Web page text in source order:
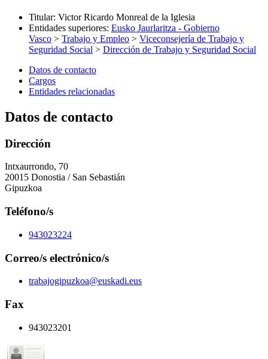
Titular: Victor Ricardo Monreal de la Iglesia
Entidades superiores: Eusko Jaurlaritza - Gobierno
Vasco > Trabajo y Empleo > Viceconsejería de Trabajo y
Seguridad Social > Dirección de Trabajo y Seguridad Social
Datos de contacto
Cargos
Entidades relacionadas
Datos de contacto
Dirección
Intxaurrondo, 70
20015 Donostia / San Sebastián
Gipuzkoa
Teléfono/s
943023224
Correo/s electrónico/s
trabajogipuzkoa@euskadi.eus
Fax
943023201